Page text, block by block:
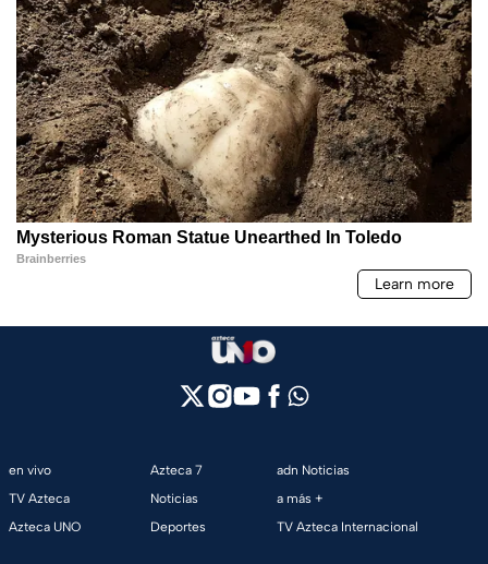
en vivo
TV Azteca
Azteca UNO
Azteca 7
Noticias
Deportes
adn Noticias
a más +
TV Azteca Internacional